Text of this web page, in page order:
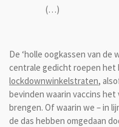
(…)
De ‘holle oogkassen van
centrale gedicht roepen het
lockdownwinkelstraten,
bevinden waarin vaccins
brengen. Of waarin we – in
de das hebben omgedaan